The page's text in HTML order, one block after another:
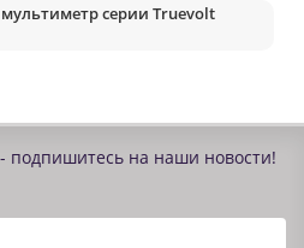
серии Truevolt
подпишитесь на наши новости!